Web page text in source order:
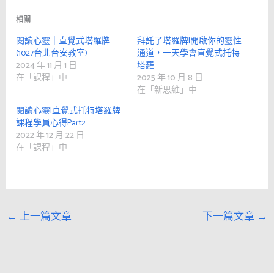
相關
閱讀心靈｜直覺式塔羅牌
(1027台北台安教室)
2024 年 11 月 1 日
在「課程」中
拜託了塔羅牌|開啟你的靈性
通道，一天學會直覺式托特
塔羅
2025 年 10 月 8 日
在「新思維」中
閱讀心靈|直覺式托特塔羅牌
課程學員心得Part2
2022 年 12 月 22 日
在「課程」中
← 上一篇文章 下一篇文章 →